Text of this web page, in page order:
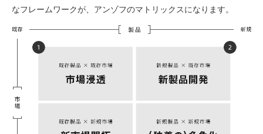
なフレームワークが、アンゾフのマトリックスになります。